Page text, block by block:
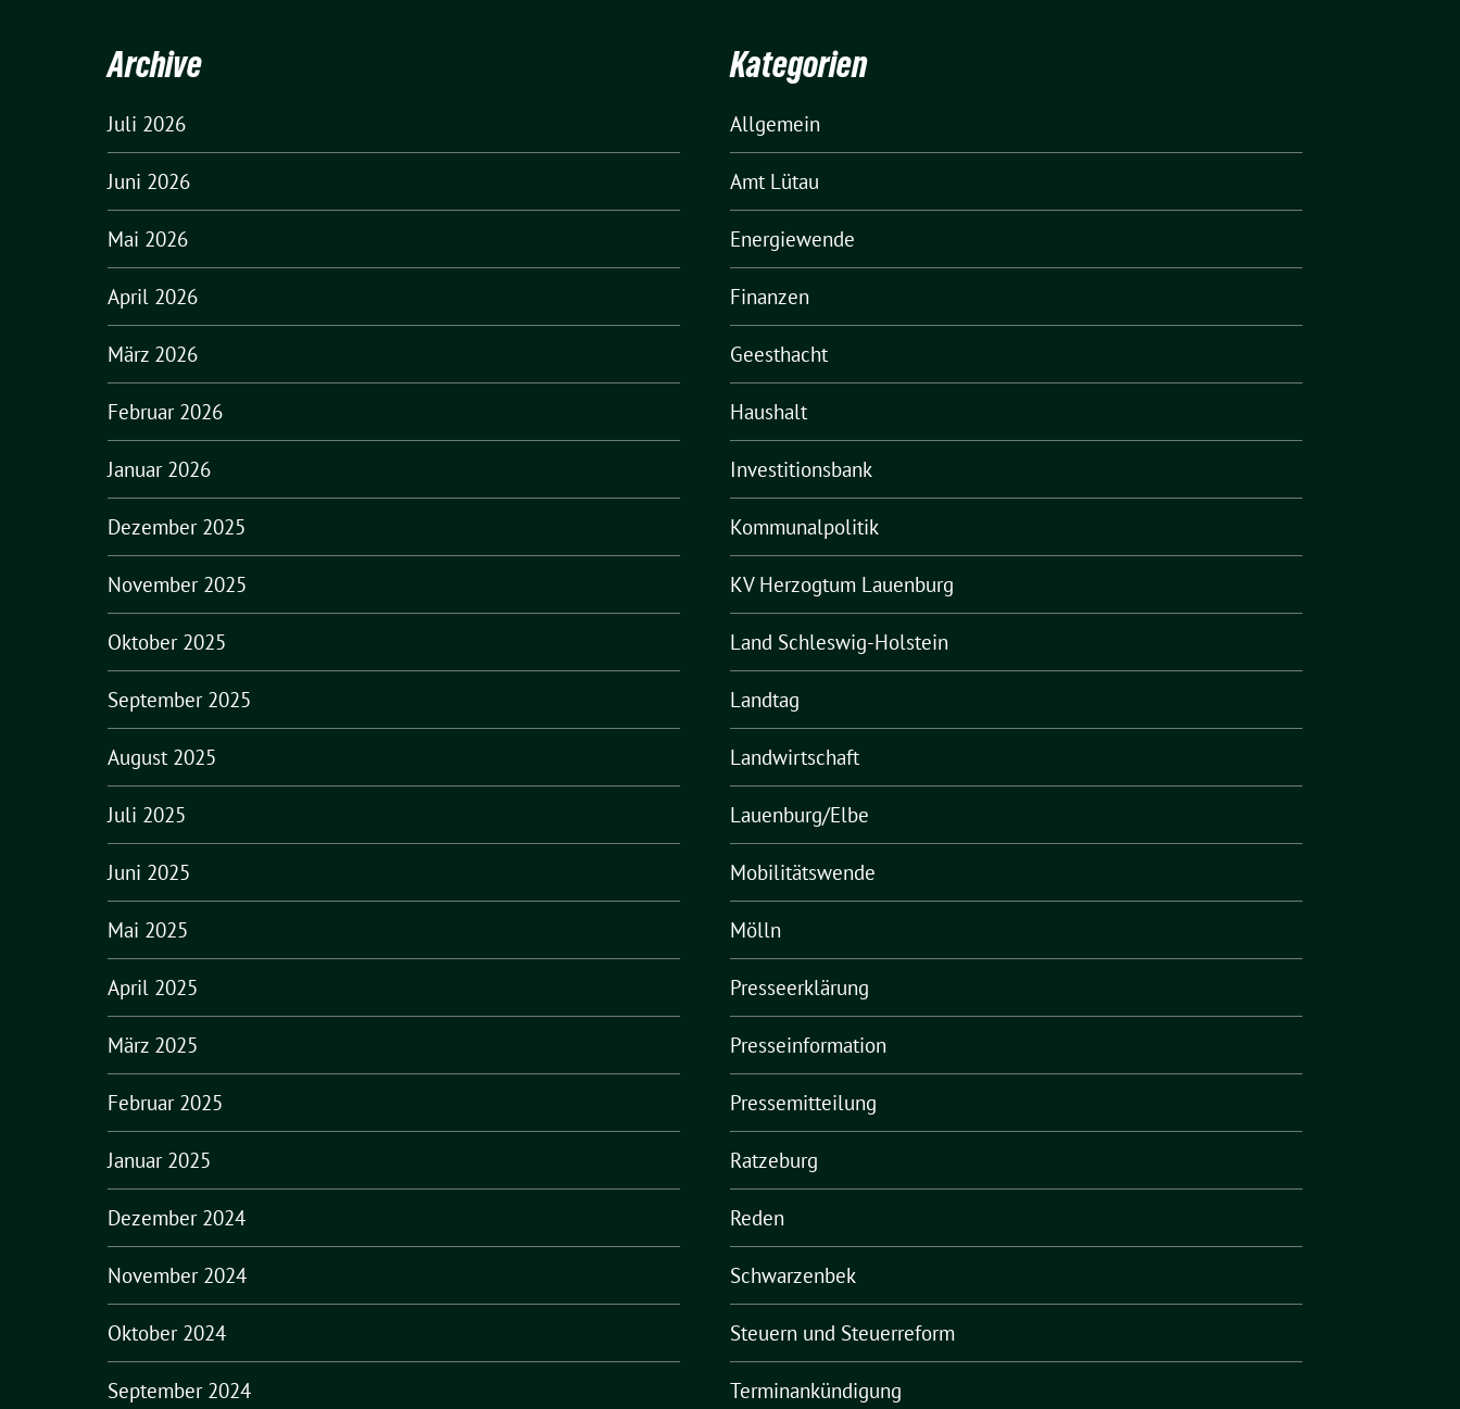
Archive
Juli 2026
Juni 2026
Mai 2026
April 2026
März 2026
Februar 2026
Januar 2026
Dezember 2025
November 2025
Oktober 2025
September 2025
August 2025
Juli 2025
Juni 2025
Mai 2025
April 2025
März 2025
Februar 2025
Januar 2025
Dezember 2024
November 2024
Oktober 2024
September 2024
Kategorien
Allgemein
Amt Lütau
Energiewende
Finanzen
Geesthacht
Haushalt
Investitionsbank
Kommunalpolitik
KV Herzogtum Lauenburg
Land Schleswig-Holstein
Landtag
Landwirtschaft
Lauenburg/Elbe
Mobilitätswende
Mölln
Presseerklärung
Presseinformation
Pressemitteilung
Ratzeburg
Reden
Schwarzenbek
Steuern und Steuerreform
Terminankündigung